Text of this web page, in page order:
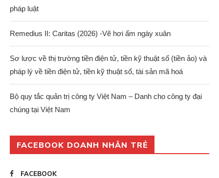
pháp luật
Remedius II: Caritas (2026) -Vẽ hơi ấm ngày xuân
Sơ lược về thị trường tiền điện tử, tiền kỹ thuật số (tiền ảo) và
pháp lý về tiền điện tử, tiền kỹ thuật số, tài sản mã hoá
Bộ quy tắc quản trị công ty Việt Nam – Danh cho công ty đại
chúng tại Việt Nam
FACEBOOK DOANH NHÂN TRẺ
FACEBOOK